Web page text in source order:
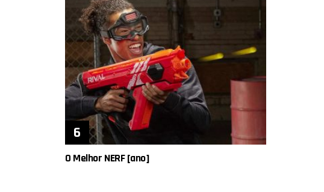
O Melhor NERF [ano]